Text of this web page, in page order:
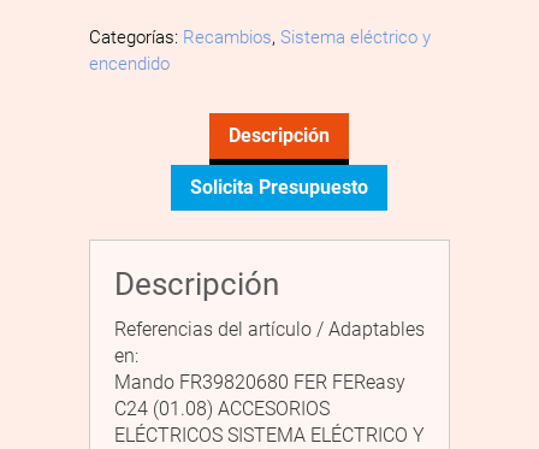
Categorías: Recambios, Sistema eléctrico y
encendido
Descripción
Solicita Presupuesto
Descripción
Referencias del artículo / Adaptables
en:
Mando FR39820680 FER FEReasy
C24 (01.08) ACCESORIOS
ELÉCTRICOS SISTEMA ELÉCTRICO Y